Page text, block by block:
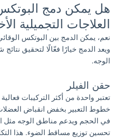
هل يمكن دمج
العلاجات التجميلية
نعم، يمكن الدمج بين البوتكس
ويعد الدمج خيارًا فعّالًا لتحقيق
الوجه.
حقن الفيلر
تعتبر واحدة من أكثر التركيبات
خطوط التعبير بخفض انقباض
في الحجم ويدعم مناطق الوجه مثل
تحسين توزيع مساقط الضوء. هذا